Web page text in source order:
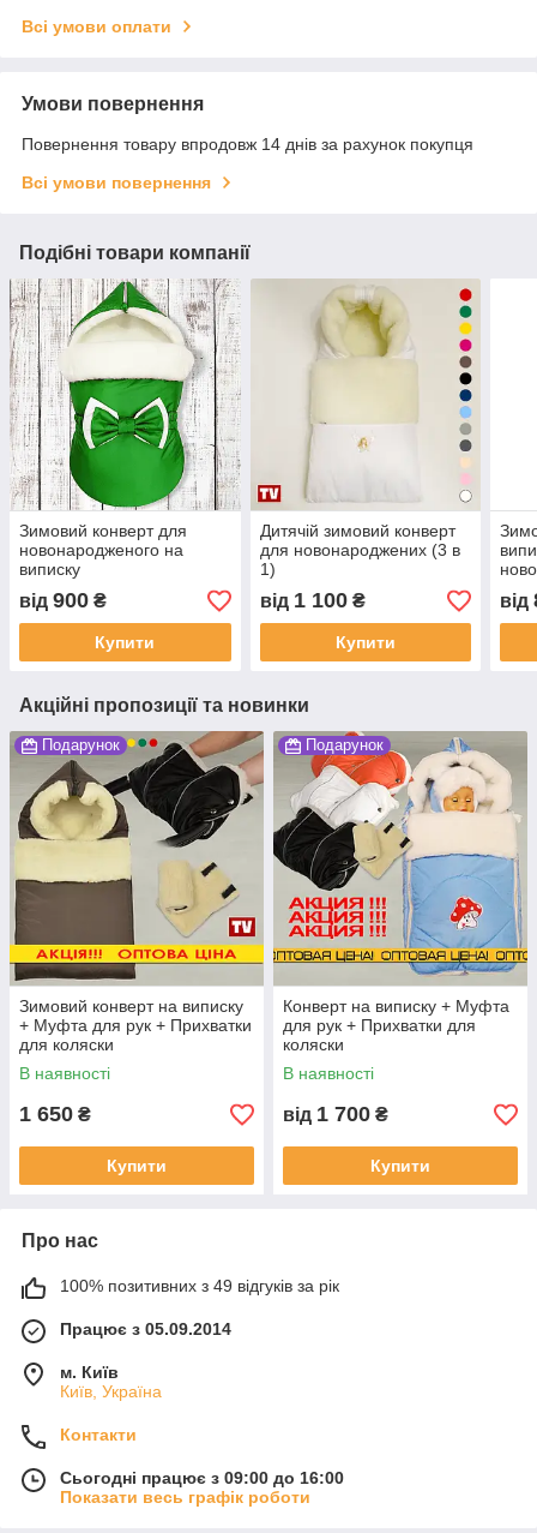
Всі умови оплати
Умови повернення
Повернення товару впродовж 14 днів за рахунок покупця
Всі умови повернення
Подібні товари компанії
Зимовий конверт для
новонародженого на
виписку
від 900 ₴
Купити
Дитячій зимовий конверт
для новонароджених (3 в
1)
від 1 100₴
Купити
від
Акційні пропозиції та новинки
Подарунок
Зимовий конверт на виписку
+ Муфта для рук + Прихватки
для коляски
В наявності
1 650 ₴
Купити
Подарунок
Конверт на виписку + Муфта
для рук + Прихватки для
коляски
В наявності
від 1 700 ₴
Купити
Про нас
100% позитивних з 49 відгуків за рік
Працює з 05.09.2014
м. Київ
Київ, Україна
Контакти
Сьогодні працює з 09:00 до 16:00
Показати весь графік роботи